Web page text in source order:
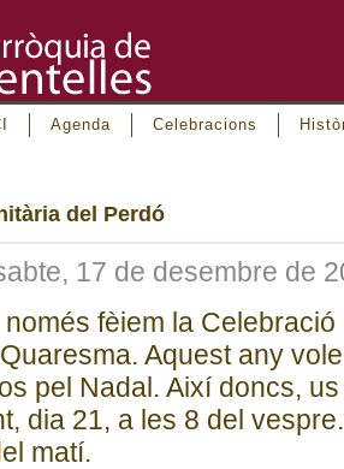
Agenda Celebracions
del Perdó
17 de desembre de
fèiem la
Aquest any
pel Nadal. Així doncs,
dia 21, a les 8 del
matí.